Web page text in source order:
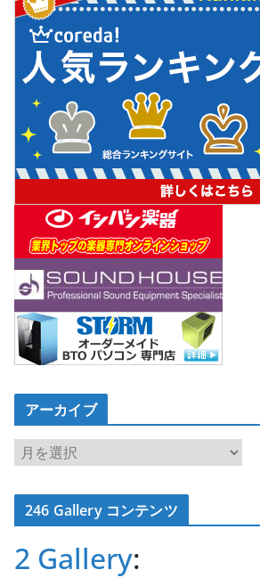
アーカイブ
ア
ー
カ
イ246 Gallery コンテンツ
2 Gallery: